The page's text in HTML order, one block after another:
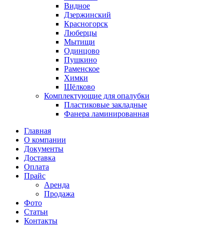
Видное
Дзержинский
Красногорск
Люберцы
Мытищи
Одинцово
Пушкино
Раменское
Химки
Щёлково
Комплектующие для опалубки
Пластиковые закладные
Фанера ламинированная
Главная
О компании
Документы
Доставка
Оплата
Прайс
Аренда
Продажа
Фото
Статьи
Контакты